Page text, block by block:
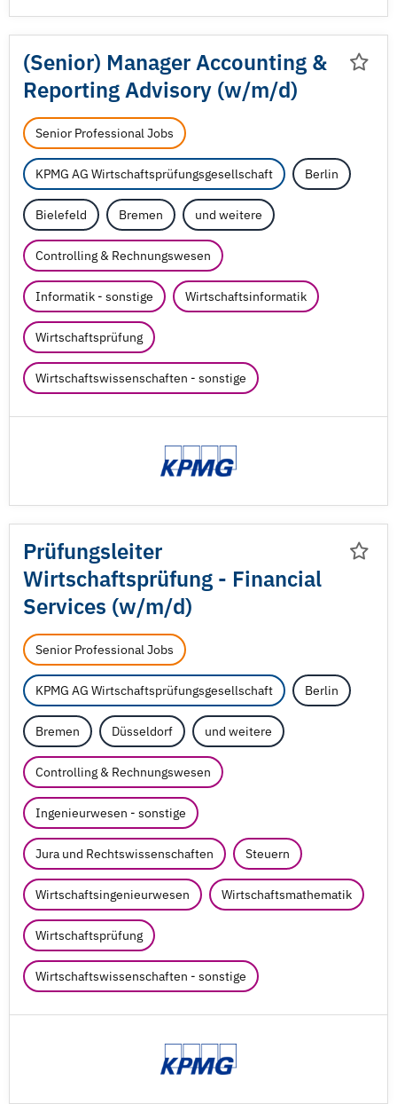
(Senior) Manager Accounting &
Reporting Advisory (w/m/d)
Senior Professional Jobs
KPMG AG Wirtschaftsprüfungsgesellschaft Berlin
Bielefeld Bremen und weitere
Controlling & Rechnungswesen
Informatik - sonstige Wirtschaftsinformatik
Wirtschaftsprüfung
Wirtschaftswissenschaften - sonstige
Prüfungsleiter
Wirtschaftsprüfung - Financial
Services (w/m/d)
Senior Professional Jobs
KPMG AG Wirtschaftsprüfungsgesellschaft Berlin
Bremen Düsseldorf und weitere
Controlling & Rechnungswesen
Ingenieurwesen - sonstige
Jura und Rechtswissenschaften Steuern
Wirtschaftsingenieurwesen Wirtschaftsmathematik
Wirtschaftsprüfung
Wirtschaftswissenschaften - sonstige